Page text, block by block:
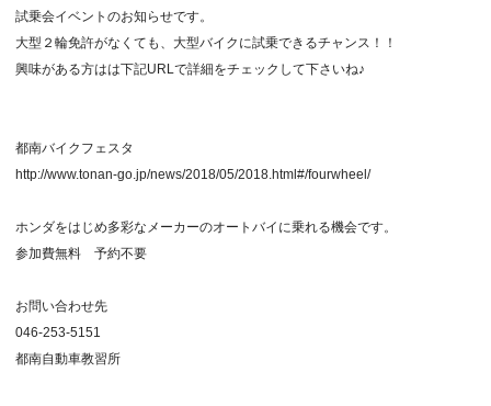
試乗会イベントのお知らせです。
大型２輪免許がなくても、大型バイクに試乗できるチャンス！！
興味がある方はは下記URLで詳細をチェックして下さいね♪
都南バイクフェスタ
http://www.tonan-go.jp/news/2018/05/2018.html#/fourwheel/
ホンダをはじめ多彩なメーカーのオートバイに乗れる機会です。
参加費無料 予約不要
お問い合わせ先
046-253-5151
都南自動車教習所